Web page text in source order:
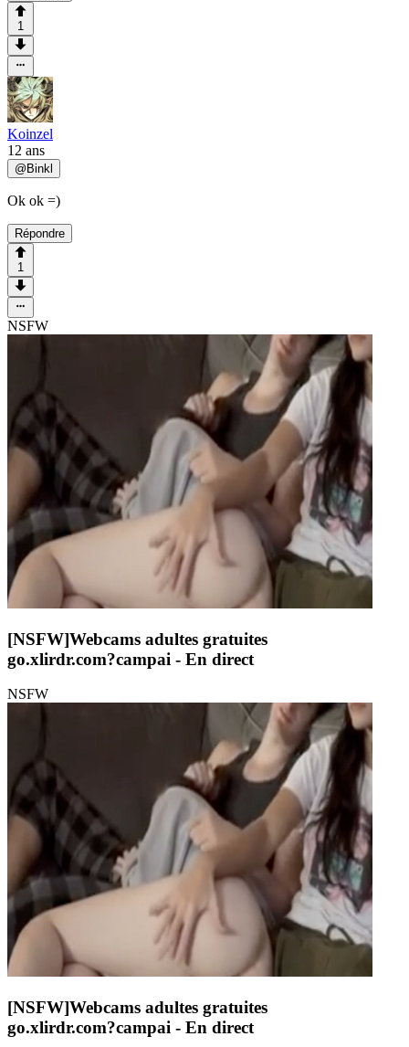
1
Koinzel
12 ans
@ Binkl
Ok ok =)
Répondre
1
NSFW
[NSFW]Webcams adultes gratuites
go.xlirdr.com?campai - En direct
NSFW
[NSFW]Webcams adultes gratuites
go.xlirdr.com?campai - En direct